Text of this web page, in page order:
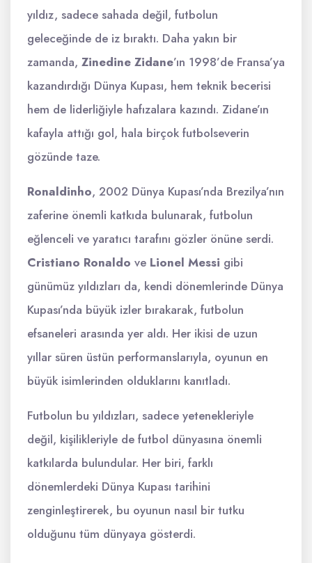
yıldız, sadece sahada değil, futbolun
geleceğinde de iz bıraktı. Daha yakın bir
zamanda, Zinedine Zidane’ın 1998’de Fransa’ya
kazandırdığı Dünya Kupası, hem teknik becerisi
hem de liderliğiyle hafızalara kazındı. Zidane’ın
kafayla attığı gol, hala birçok futbolseverin
gözünde taze.
Ronaldinho, 2002 Dünya Kupası’nda Brezilya’nın
zaferine önemli katkıda bulunarak, futbolun
eğlenceli ve yaratıcı tarafını gözler önüne serdi.
Cristiano Ronaldo ve Lionel Messi gibi
günümüz yıldızları da, kendi dönemlerinde Dünya
Kupası’nda büyük izler bırakarak, futbolun
efsaneleri arasında yer aldı. Her ikisi de uzun
yıllar süren üstün performanslarıyla, oyunun en
büyük isimlerinden olduklarını kanıtladı.
Futbolun bu yıldızları, sadece yetenekleriyle
değil, kişilikleriyle de futbol dünyasına önemli
katkılarda bulundular. Her biri, farklı
dönemlerdeki Dünya Kupası tarihini
zenginleştirerek, bu oyunun nasıl bir tutku
olduğunu tüm dünyaya gösterdi.